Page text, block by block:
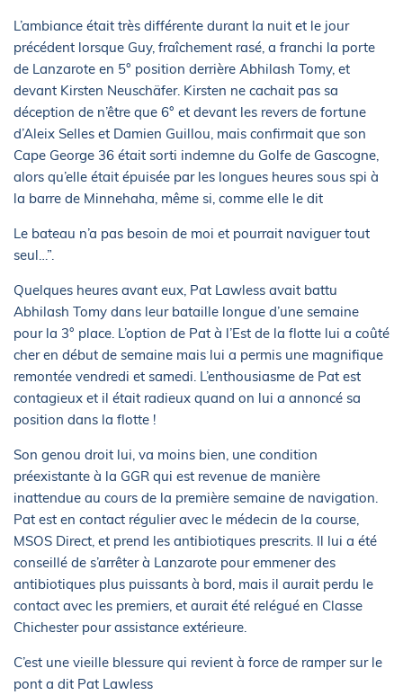
L’ambiance était très différente durant la nuit et le jour
précédent lorsque Guy, fraîchement rasé, a franchi la porte
de Lanzarote en 5° position derrière Abhilash Tomy, et
devant Kirsten Neuschäfer. Kirsten ne cachait pas sa
déception de n’être que 6° et devant les revers de fortune
d’Aleix Selles et Damien Guillou, mais confirmait que son
Cape George 36 était sorti indemne du Golfe de Gascogne,
alors qu’elle était épuisée par les longues heures sous spi à
la barre de Minnehaha, même si, comme elle le dit
Le bateau n’a pas besoin de moi et pourrait naviguer tout
seul…”.
Quelques heures avant eux, Pat Lawless avait battu
Abhilash Tomy dans leur bataille longue d’une semaine
pour la 3° place. L’option de Pat à l’Est de la flotte lui a coûté
cher en début de semaine mais lui a permis une magnifique
remontée vendredi et samedi. L’enthousiasme de Pat est
contagieux et il était radieux quand on lui a annoncé sa
position dans la flotte !
Son genou droit lui, va moins bien, une condition
préexistante à la GGR qui est revenue de manière
inattendue au cours de la première semaine de navigation.
Pat est en contact régulier avec le médecin de la course,
MSOS Direct, et prend les antibiotiques prescrits. Il lui a été
conseillé de s’arrêter à Lanzarote pour emmener des
antibiotiques plus puissants à bord, mais il aurait perdu le
contact avec les premiers, et aurait été relégué en Classe
Chichester pour assistance extérieure.
C’est une vieille blessure qui revient à force de ramper sur le
pont a dit Pat Lawless